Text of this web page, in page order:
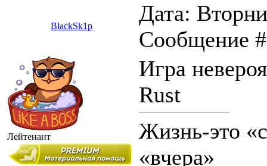
BlackSk1p
Дата:
Сообщение
Лейтенант
Игра
Rust
Жизнь-это
«вчера»